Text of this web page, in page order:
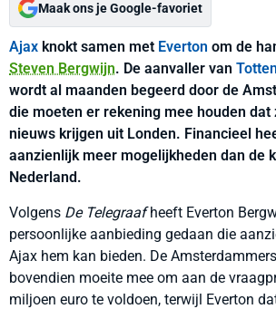
Maak ons je Google-favoriet
Ajax knokt samen met Everton om de
Steven Bergwijn. De aanvaller van
wordt al maanden begeerd door de
die moeten er rekening mee houden dat
nieuws krijgen uit Londen. Financieel
aanzienlijk meer mogelijkheden dan de
Nederland.
Volgens De Telegraafheeft Everton
persoonlijke aanbieding gedaan die
Ajax hem kan bieden. De
bovendien moeite mee om aan de
miljoen euro te voldoen, terwijl Everton